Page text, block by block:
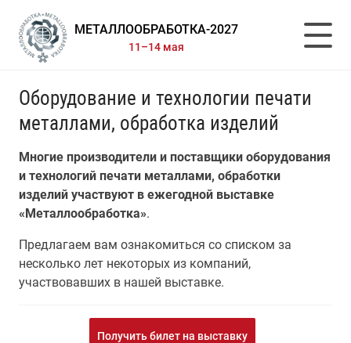
МЕТАЛЛООБРАБОТКА-2027
11–14 мая
Оборудование и технологии печати
металлами, обработка изделий
Многие производители и поставщики оборудования
и технологий печати металлами, обработки
изделий участвуют в ежегодной выставке
«Металлообработка».
Предлагаем вам ознакомиться со списком за
несколько лет некоторых из компаний,
участвовавших в нашей выставке.
Получить билет на выставку